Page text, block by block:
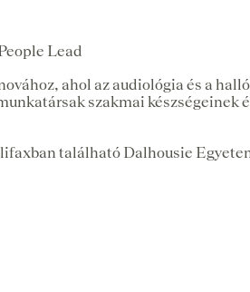
Lead
ahol az audiológia és a
szakmai
található Dalhousie